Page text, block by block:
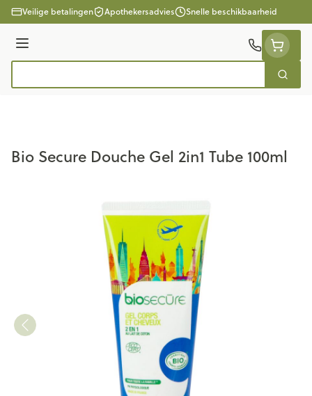
Ga naar de inhoud
Veilige betalingen Apothekersadvies Snelle beschikbaarheid
Menu
Zoek
Bio Secure Douche Gel 2in1 Tube 100ml